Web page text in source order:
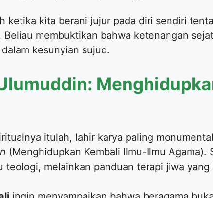
ketika kita berani jujur pada diri sendiri
membuktikan bahwa ketenangan
kesunyian sujud.
itulah, lahir karya paling
(Menghidupkan Kembali Ilmu-Ilmu Agama).
teologi, melainkan panduan terapi jiwa yang